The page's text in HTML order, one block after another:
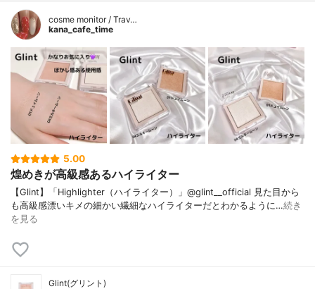
cosme monitor / Trav…
kana_cafe_time
5.00
煌めきが高級感あるハイライター
【Glint】「Highlighter（ハイライター）」@glint__official 見た目から
も高級感漂いキメの細かい繊細なハイライターだとわかるように…続き
を見る
Glint(グリント)